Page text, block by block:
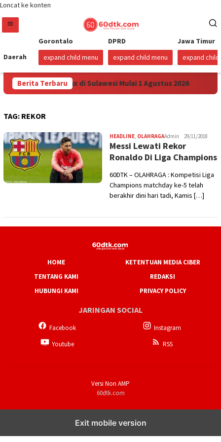
Loncat ke konten
Daerah
Gorontalo
expand child menu
DPRD
expand child menu
Jawa Timur
expand child
Berita Terbaru
Harga Pertamax di Sulawesi Mulai 1 Agustus 2026
TAG: REKOR
HEADLINE, OLAHRAGAAdmin 29/11/2018
Messi Lewati Rekor
Ronaldo Di Liga Champions
60DTK – OLAHRAGA : Kompetisi Liga
Champions matchday ke-5 telah
berakhir dini hari tadi, Kamis […]
HOME
KETENTUAN MEDIA CIBER
TENTANG KAMI
REDAKSI
HUBUNGI KAMI
PRIVACY POLICY
JARINGAN SOCIAL
Facebook
Instagram
Youtube
RSS
Versi Non AMP
60dtk.com
Exit mobile version